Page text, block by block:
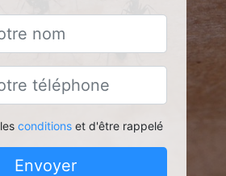
conditionset d'être rappelé
Envoyer